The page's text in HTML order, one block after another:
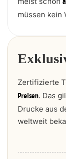
müssen kein
Zertifizierte
Preisen. Das
Drucke aus
weltweit